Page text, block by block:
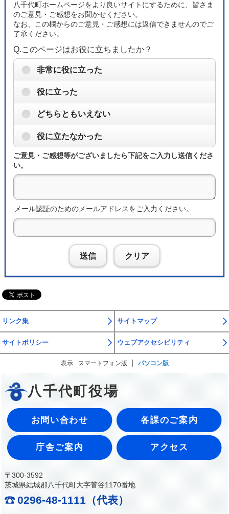
八千代町ホームページをより良いサイトにするために、皆さま
のご意見・ご感想をお聞かせください。
なお、この欄からのご意見・ご感想には返信できませんのでご
了承ください。
Q.このページはお役に立ちましたか？
非常に役に立った
役に立った
どちらともいえない
役に立たなかった
ご意見・ご感想等がございましたら下記をご入力し送信くださ
い。
メール認証のためのメールアドレスをご入力ください。
送信 クリア
リンク集 サイトマップ
サイトポリシー ウェブアクセシビリティ
表示 スマートフォン版 パソコン版
八千代町役場
お問い合わせ 各課のご案内
庁舎ご案内 アクセス
〒300-3592
茨城県結城郡八千代町大字菅谷1170番地
0296-48-1111（代表）